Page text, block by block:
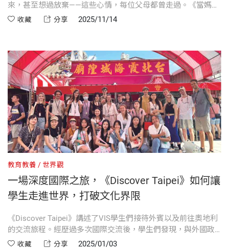
來，甚至想過放棄——這些心情，每位父母都曾走過。《當媽這
堂課》是綠君麻麻用兩年時間，一字一句寫下的育兒心路。書
收藏 分享 2025/11/14
教育教養 世界觀
一場深度國際之旅，《Discover Taipei》如何讓
學生走進世界，打破文化界限
《Discover Taipei》講述了VIS學生們接待外賓以及前往奧地利
的交流旅程。經歷過多次國際交流後，學生們發現，與外國政
治人物和媒體直接討論民主制度與社會自由，讓他們重新審視
收藏 分享 2025/01/03